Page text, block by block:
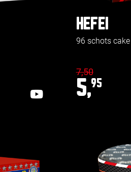
HEFEI
96 schots cake
7,50
5,95